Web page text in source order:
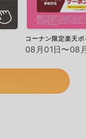
コーナン限定楽天
08月01日〜08